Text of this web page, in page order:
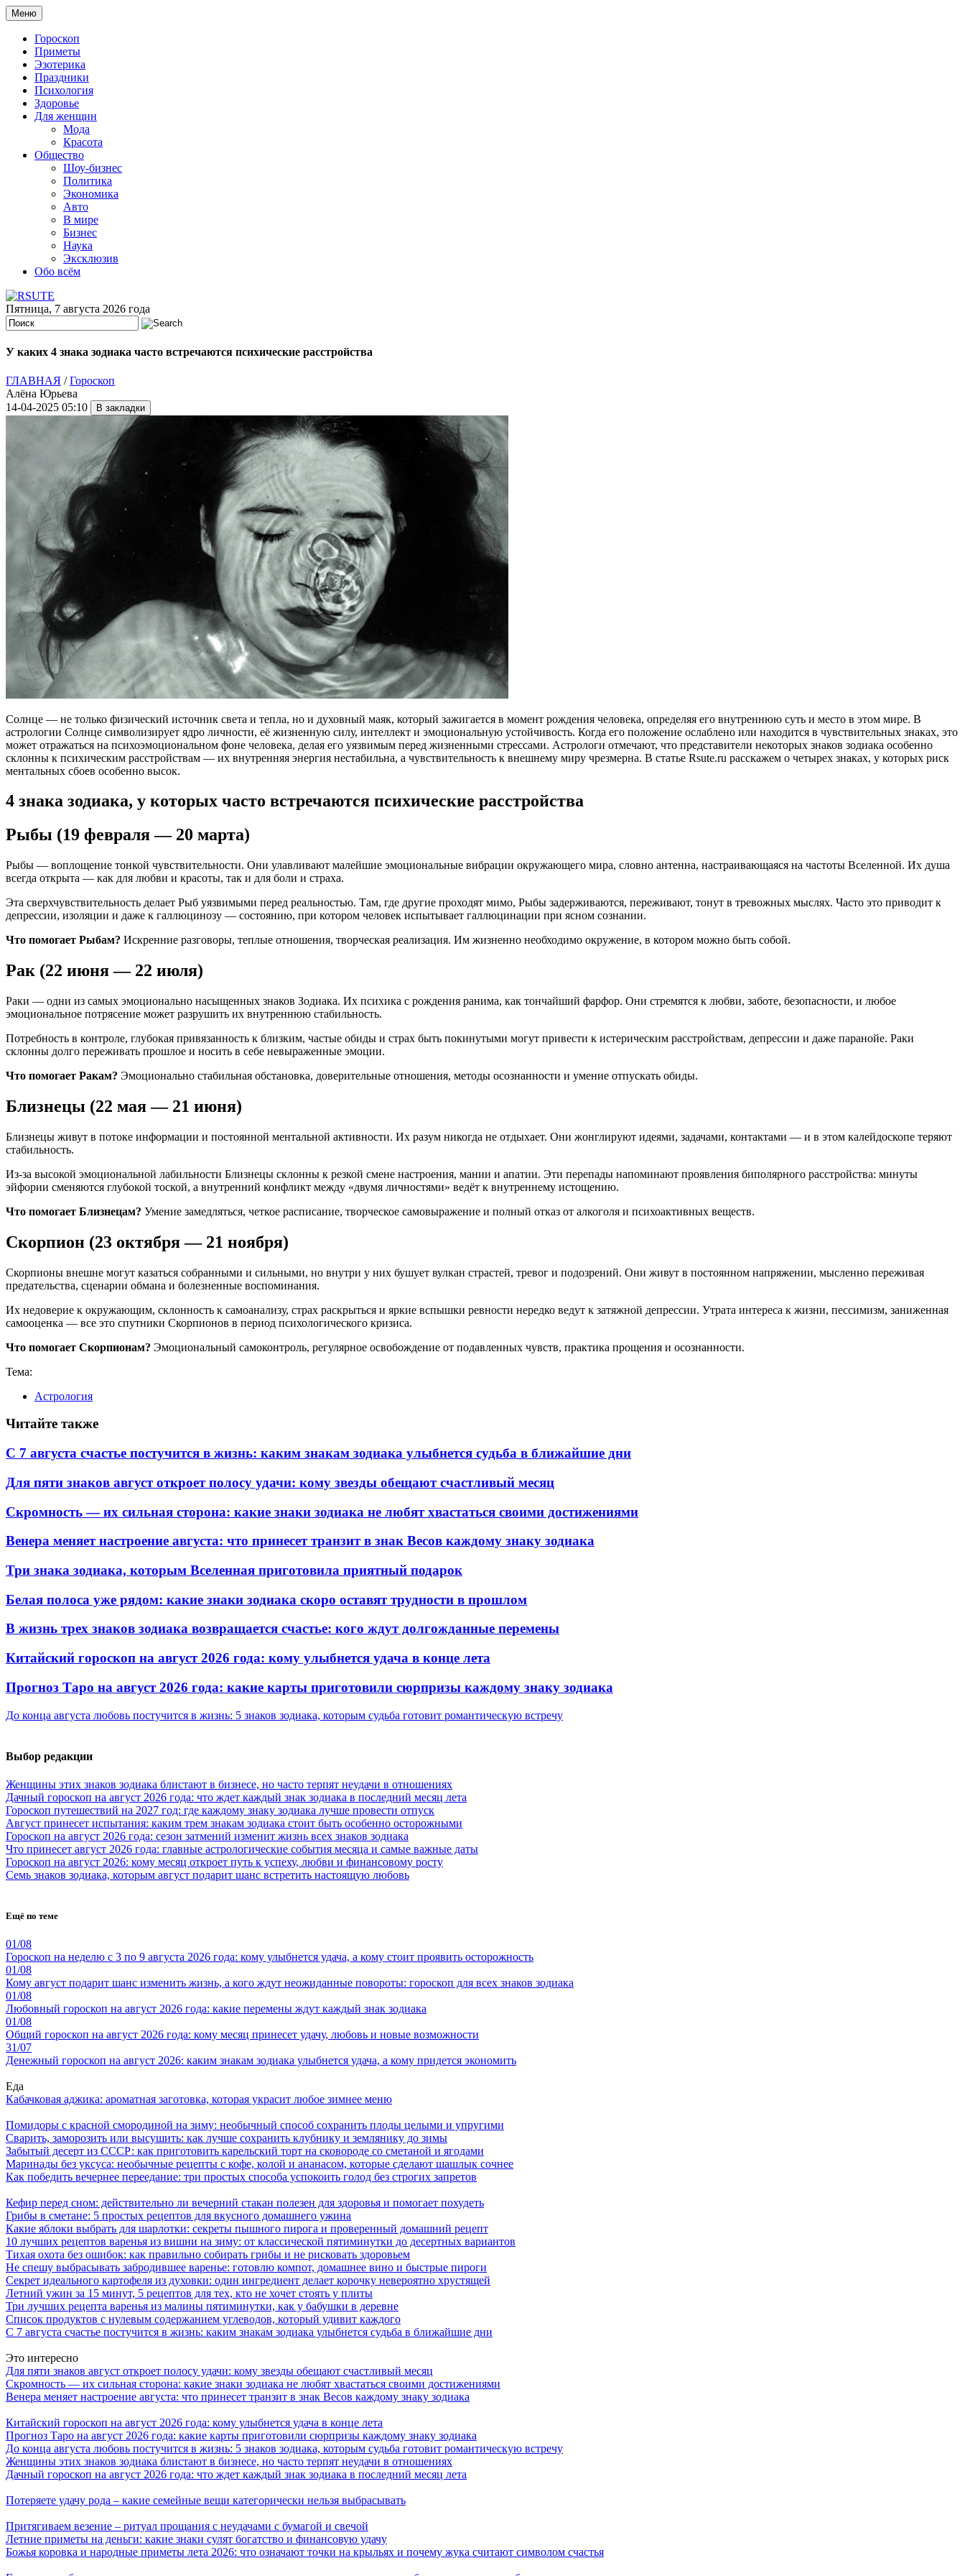
Меню
Гороскоп
Приметы
Эзотерика
Праздники
Психология
Здоровье
Для женщин
Мода
Красота
Общество
Шоу-бизнес
Политика
Экономика
Авто
В мире
Бизнес
Наука
Эксклюзив
Обо всём
Пятница, 7 августа 2026 года
У каких 4 знака зодиака часто встречаются психические расстройства
ГЛАВНАЯ /Гороскоп
Алёна Юрьева
14-04-2025 05:10
Солнце — не только физический источник света и тепла, но и духовный маяк, который зажигается в момент рождения человека, определяя его внутреннюю суть и место в этом мире. В
астрологии Солнце символизирует ядро личности, её жизненную силу, интеллект и эмоциональную устойчивость. Когда его положение ослаблено или находится в чувствительных знаках, это
может отражаться на психоэмоциональном фоне человека, делая его уязвимым перед жизненными стрессами. Астрологи отмечают, что представители некоторых знаков зодиака особенно
склонны к психическим расстройствам — их внутренняя энергия нестабильна, а чувствительность к внешнему миру чрезмерна. В статье Rsute.ru расскажем о четырех знаках, у которых риск
ментальных сбоев особенно высок.
4 знака зодиака, у которых часто встречаются психические расстройства
Рыбы (19 февраля — 20 марта)
Рыбы — воплощение тонкой чувствительности. Они улавливают малейшие эмоциональные вибрации окружающего мира, словно антенна, настраивающаяся на частоты Вселенной. Их душа
всегда открыта — как для любви и красоты, так и для боли и страха.
Эта сверхчувствительность делает Рыб уязвимыми перед реальностью. Там, где другие проходят мимо, Рыбы задерживаются, переживают, тонут в тревожных мыслях. Часто это приводит к
депрессии, изоляции и даже к галлюцинозу — состоянию, при котором человек испытывает галлюцинации при ясном сознании.
Что помогает Рыбам? Искренние разговоры, теплые отношения, творческая реализация. Им жизненно необходимо окружение, в котором можно быть собой.
Рак (22 июня — 22 июля)
Раки — одни из самых эмоционально насыщенных знаков Зодиака. Их психика с рождения ранима, как тончайший фарфор. Они стремятся к любви, заботе, безопасности, и любое
эмоциональное потрясение может разрушить их внутреннюю стабильность.
Потребность в контроле, глубокая привязанность к близким, частые обиды и страх быть покинутыми могут привести к истерическим расстройствам, депрессии и даже паранойе. Раки
склонны долго переживать прошлое и носить в себе невыраженные эмоции.
Что помогает Ракам? Эмоционально стабильная обстановка, доверительные отношения, методы осознанности и умение отпускать обиды.
Близнецы (22 мая — 21 июня)
Близнецы живут в потоке информации и постоянной ментальной активности. Их разум никогда не отдыхает. Они жонглируют идеями, задачами, контактами — и в этом калейдоскопе теряют
стабильность.
Из-за высокой эмоциональной лабильности Близнецы склонны к резкой смене настроения, мании и апатии. Эти перепады напоминают проявления биполярного расстройства: минуты
эйфории сменяются глубокой тоской, а внутренний конфликт между «двумя личностями» ведёт к внутреннему истощению.
Что помогает Близнецам? Умение замедляться, четкое расписание, творческое самовыражение и полный отказ от алкоголя и психоактивных веществ.
Скорпион (23 октября — 21 ноября)
Скорпионы внешне могут казаться собранными и сильными, но внутри у них бушует вулкан страстей, тревог и подозрений. Они живут в постоянном напряжении, мысленно переживая
предательства, сценарии обмана и болезненные воспоминания.
Их недоверие к окружающим, склонность к самоанализу, страх раскрыться и яркие вспышки ревности нередко ведут к затяжной депрессии. Утрата интереса к жизни, пессимизм, заниженная
самооценка — все это спутники Скорпионов в период психологического кризиса.
Что помогает Скорпионам? Эмоциональный самоконтроль, регулярное освобождение от подавленных чувств, практика прощения и осознанности.
Тема:
Астрология
Читайте также
С 7 августа счастье постучится в жизнь: каким знакам зодиака улыбнется судьба в ближайшие дни
Для пяти знаков август откроет полосу удачи: кому звезды обещают счастливый месяц
Скромность — их сильная сторона: какие знаки зодиака не любят хвастаться своими достижениями
Венера меняет настроение августа: что принесет транзит в знак Весов каждому знаку зодиака
Три знака зодиака, которым Вселенная приготовила приятный подарок
Белая полоса уже рядом: какие знаки зодиака скоро оставят трудности в прошлом
В жизнь трех знаков зодиака возвращается счастье: кого ждут долгожданные перемены
Китайский гороскоп на август 2026 года: кому улыбнется удача в конце лета
Прогноз Таро на август 2026 года: какие карты приготовили сюрпризы каждому знаку зодиака
До конца августа любовь постучится в жизнь: 5 знаков зодиака, которым судьба готовит романтическую встречу
Выбор редакции
Женщины этих знаков зодиака блистают в бизнесе, но часто терпят неудачи в отношениях
Дачный гороскоп на август 2026 года: что ждет каждый знак зодиака в последний месяц лета
Гороскоп путешествий на 2027 год: где каждому знаку зодиака лучше провести отпуск
Август принесет испытания: каким трем знакам зодиака стоит быть особенно осторожными
Гороскоп на август 2026 года: сезон затмений изменит жизнь всех знаков зодиака
Что принесет август 2026 года: главные астрологические события месяца и самые важные даты
Гороскоп на август 2026: кому месяц откроет путь к успеху, любви и финансовому росту
Семь знаков зодиака, которым август подарит шанс встретить настоящую любовь
Ещё по теме
01/08
Гороскоп на неделю с 3 по 9 августа 2026 года: кому улыбнется удача, а кому стоит проявить осторожность
01/08
Кому август подарит шанс изменить жизнь, а кого ждут неожиданные повороты: гороскоп для всех знаков зодиака
01/08
Любовный гороскоп на август 2026 года: какие перемены ждут каждый знак зодиака
01/08
Общий гороскоп на август 2026 года: кому месяц принесет удачу, любовь и новые возможности
31/07
Денежный гороскоп на август 2026: каким знакам зодиака улыбнется удача, а кому придется экономить
Еда
Кабачковая аджика: ароматная заготовка, которая украсит любое зимнее меню
Помидоры с красной смородиной на зиму: необычный способ сохранить плоды целыми и упругими
Сварить, заморозить или высушить: как лучше сохранить клубнику и землянику до зимы
Забытый десерт из СССР: как приготовить карельский торт на сковороде со сметаной и ягодами
Маринады без уксуса: необычные рецепты с кофе, колой и ананасом, которые сделают шашлык сочнее
Как победить вечернее переедание: три простых способа успокоить голод без строгих запретов
Кефир перед сном: действительно ли вечерний стакан полезен для здоровья и помогает похудеть
Грибы в сметане: 5 простых рецептов для вкусного домашнего ужина
Какие яблоки выбрать для шарлотки: секреты пышного пирога и проверенный домашний рецепт
10 лучших рецептов варенья из вишни на зиму: от классической пятиминутки до десертных вариантов
Тихая охота без ошибок: как правильно собирать грибы и не рисковать здоровьем
Не спешу выбрасывать забродившее варенье: готовлю компот, домашнее вино и быстрые пироги
Секрет идеального картофеля из духовки: один ингредиент делает корочку невероятно хрустящей
Летний ужин за 15 минут, 5 рецептов для тех, кто не хочет стоять у плиты
Три лучших рецепта варенья из малины пятиминутки, как у бабушки в деревне
Список продуктов с нулевым содержанием углеводов, который удивит каждого
С 7 августа счастье постучится в жизнь: каким знакам зодиака улыбнется судьба в ближайшие дни
Это интересно
Для пяти знаков август откроет полосу удачи: кому звезды обещают счастливый месяц
Скромность — их сильная сторона: какие знаки зодиака не любят хвастаться своими достижениями
Венера меняет настроение августа: что принесет транзит в знак Весов каждому знаку зодиака
Китайский гороскоп на август 2026 года: кому улыбнется удача в конце лета
Прогноз Таро на август 2026 года: какие карты приготовили сюрпризы каждому знаку зодиака
До конца августа любовь постучится в жизнь: 5 знаков зодиака, которым судьба готовит романтическую встречу
Женщины этих знаков зодиака блистают в бизнесе, но часто терпят неудачи в отношениях
Дачный гороскоп на август 2026 года: что ждет каждый знак зодиака в последний месяц лета
Потеряете удачу рода – какие семейные вещи категорически нельзя выбрасывать
Притягиваем везение – ритуал прощания с неудачами с бумагой и свечой
Летние приметы на деньги: какие знаки сулят богатство и финансовую удачу
Божья коровка и народные приметы лета 2026: что означают точки на крыльях и почему жука считают символом счастья